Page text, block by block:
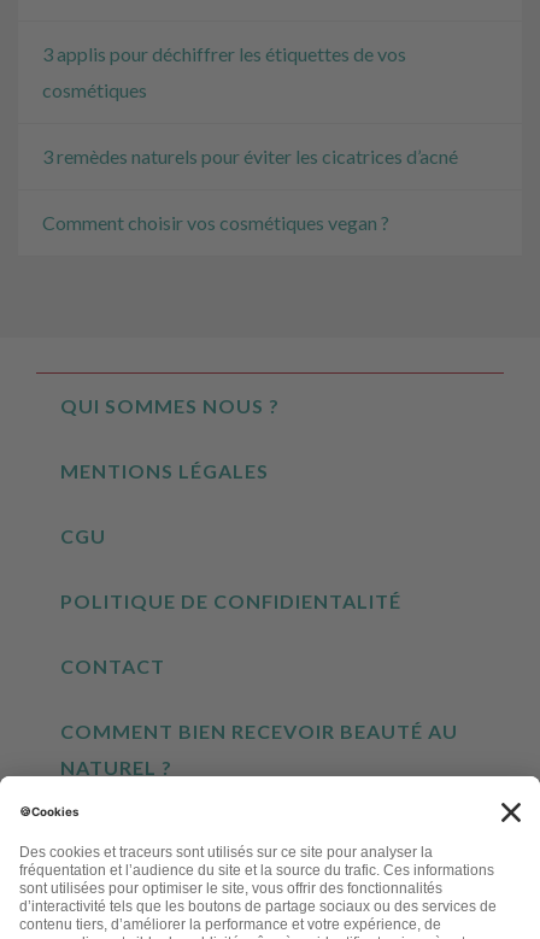
3 applis pour déchiffrer les étiquettes de vos
cosmétiques
3 remèdes naturels pour éviter les cicatrices d’acné
Comment choisir vos cosmétiques vegan ?
QUI SOMMES NOUS ?
MENTIONS LÉGALES
CGU
POLITIQUE DE CONFIDIENTALITÉ
CONTACT
COMMENT BIEN RECEVOIR BEAUTÉ AU
NATUREL ?